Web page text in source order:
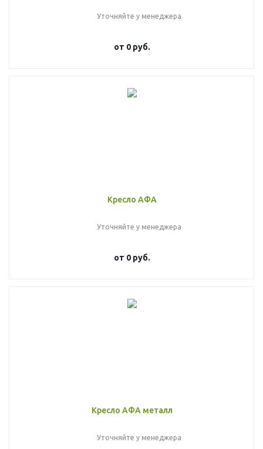
Уточняйте у менеджера
от 0 руб.
Кресло АФА
Уточняйте у менеджера
от 0 руб.
Кресло АФА металл
Уточняйте у менеджера